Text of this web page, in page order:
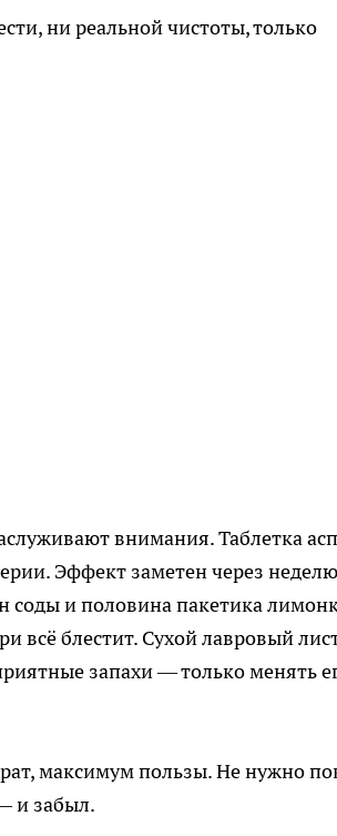
ни реальной чистоты, только
внимания. Таблетка
Эффект заметен через
соды и половина пакетика
всё блестит. Сухой лавровый
запахи — только менять
максимум пользы. Не нужно
и забыл.